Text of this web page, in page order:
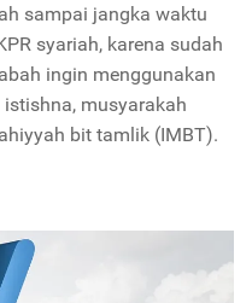
sampai jangka waktu
syariah, karena sudah
ingin menggunakan
musyarakah
bit tamlik (IMBT).